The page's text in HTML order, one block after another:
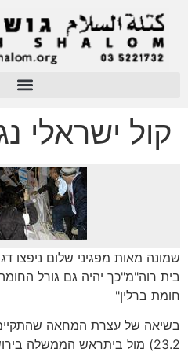
קול ישראלי
שמונה מאות מפגיני שלום
בית רוה"מ"כך יהיה גם גורל
חומת ברלין"
בשיאה של עצרת המחאה
23.2) מול ביתראש הממשלה